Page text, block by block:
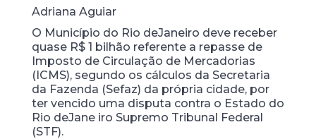
Adriana Aguiar
O Município do Rio deJaneiro deve receber
quase R$ 1 bilhão referente a repasse de
Imposto de Circulação de Mercadorias
(ICMS), segundo os cálculos da Secretaria
da Fazenda (Sefaz) da própria cidade, por
ter vencido uma disputa contra o Estado do
Rio deJane iro Supremo Tribunal Federal
(STF).